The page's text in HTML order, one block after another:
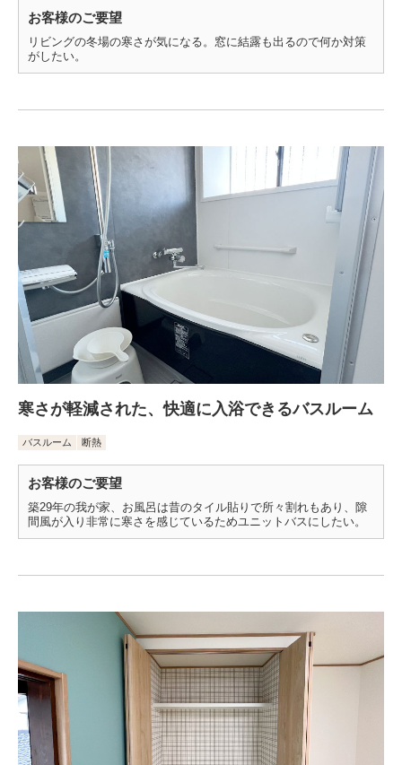
お客様のご要望
リビングの冬場の寒さが気になる。窓に結露も出るので何か対策
がしたい。
寒さが軽減された、快適に入浴できるバスルーム
バスルーム 断熱
お客様のご要望
築29年の我が家、お風呂は昔のタイル貼りで所々割れもあり、隙
間風が入り非常に寒さを感じているためユニットバスにしたい。